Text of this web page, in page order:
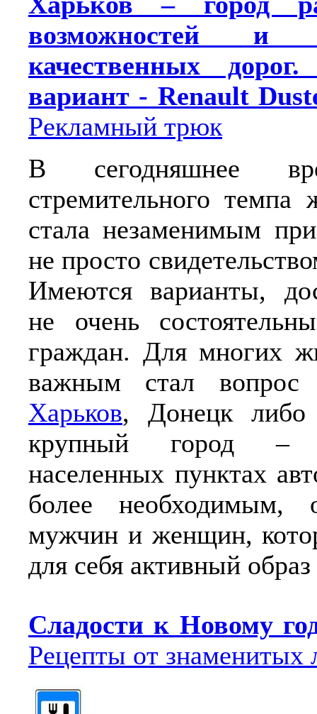
возможностей
качественных
вариант - Renault
Рекламный трюк
В сегодняшнее
стремительного
стала незаменимым
не просто
Имеются варианты,
не очень
граждан. Для многих
важным стал
Харьков, Донецк либо
крупный город –
населенных пунктах
более необходимым,
мужчин и женщин,
для себя активный
Сладости к Новому
Рецепты от знаменитых